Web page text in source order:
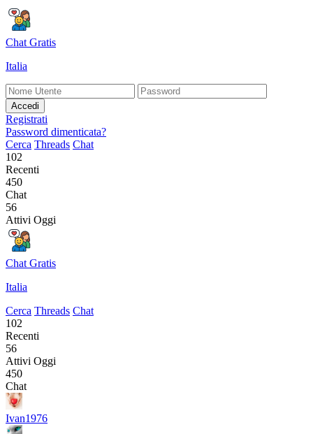
Chat Gratis
Italia
Accedi
Registrati
Password dimenticata?
Cerca Threads Chat
102
Recenti
450
Chat
56
Attivi Oggi
Chat Gratis
Italia
Cerca Threads Chat
102
Recenti
56
Attivi Oggi
450
Chat
Ivan1976